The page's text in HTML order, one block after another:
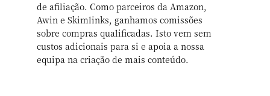
de afiliação. Como parceiros da Amazon,
Awin e Skimlinks, ganhamos comissões
sobre compras qualificadas. Isto vem sem
custos adicionais para si e apoia a nossa
equipa na criação de mais conteúdo.